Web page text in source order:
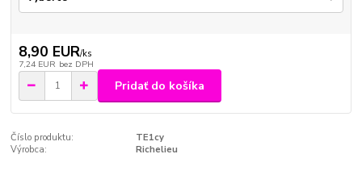
8,90 EUR/ks
7,24 EUR bez DPH
Pridať do košíka
Číslo produktu:
TE1cy
Výrobca:
Richelieu